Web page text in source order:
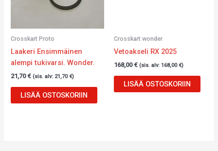
Crosskart Proto
Laakeri Ensimmäinen
alempi tukivarsi. Wonder.
21,70€ (sis. alv: 21,70 €)
LISÄÄ OSTOSKORIIN
Crosskart wonder
Vetoakseli RX 2025
168,00€ (sis. alv: 168,00 €)
LISÄÄ OSTOSKORIIN